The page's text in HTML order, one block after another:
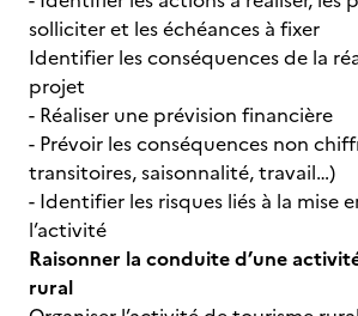
solliciter et les échéances à fixer
Identifier les conséquences de la
projet
- Réaliser une prévision financière
- Prévoir les conséquences non
transitoires, saisonnalité, travail…)
- Identifier les risques liés à la mise
l’activité
Raisonner la conduite d’une
rural